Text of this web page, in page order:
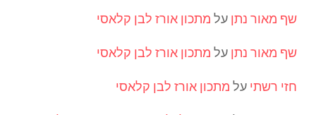
שף מאור נתן על מתכון אורז לבן קלאסי
שף מאור נתן על מתכון אורז לבן קלאסי
חזי רשתי על מתכון אורז לבן קלאסי